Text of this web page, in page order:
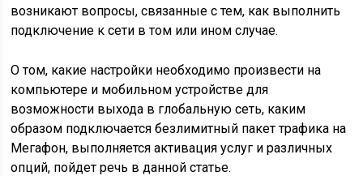
возникают вопросы, связанные с тем, как выполнить
подключение к сети в том или ином случае.
О том, какие настройки необходимо произвести на
компьютере и мобильном устройстве для
возможности выхода в глобальную сеть, каким
образом подключается безлимитный пакет трафика на
Мегафон, выполняется активация услуг и различных
опций, пойдет речь в данной статье.